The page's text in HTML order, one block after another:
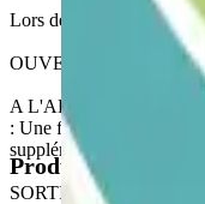
Lors de l'accès au
OUVERTURE PAR
A L'ARRIVEE : Depuis
: Une fois entré, vous
supplémentaire vous sera
SORTIE PIÉTONNE
Produits